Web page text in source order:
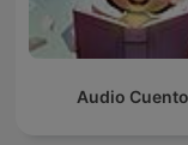
Audio